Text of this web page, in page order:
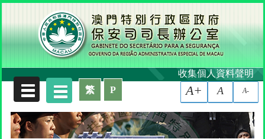
收集個人資料聲明
A-
A
A+
繁 P